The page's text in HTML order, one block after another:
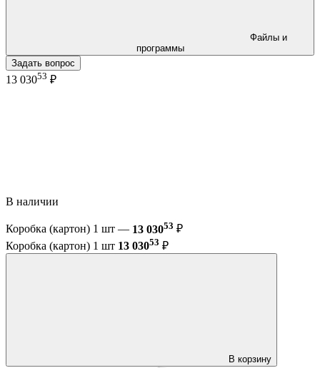
программы
Задать вопрос
13 03053 ₽
В наличии
Коробка (картон) 1 шт — 13 03053 ₽
Коробка (картон) 1 шт 13 03053 ₽
В корзину